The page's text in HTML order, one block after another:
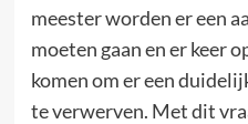
meester worden er een
moeten gaan en er keer
komen om er een
te verwerven. Met dit